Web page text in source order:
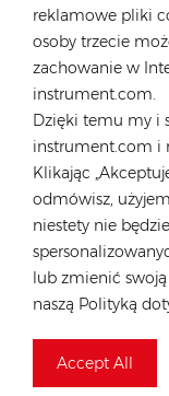
reklamowe pliki
osoby trzecie
zachowanie w
instrument.com.
Dzięki temu my i
instrument.com i
Klikając
odmówisz,
niestety nie
lub zmienić swoją
naszą Polityką
Accept All
Grupa Energetyczna
Magazyn nr 1:
Adres magazynu 2:
Poprzedni
Klasyczny
zmianami!
Następny
Panele
już